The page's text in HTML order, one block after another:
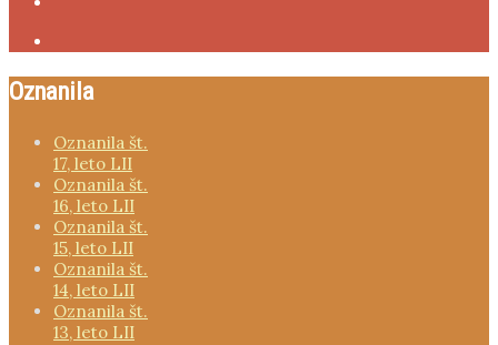
Oznanila
Oznanila št.
17, leto LII
Oznanila št.
16, leto LII
Oznanila št.
15, leto LII
Oznanila št.
14, leto LII
Oznanila št.
13, leto LII